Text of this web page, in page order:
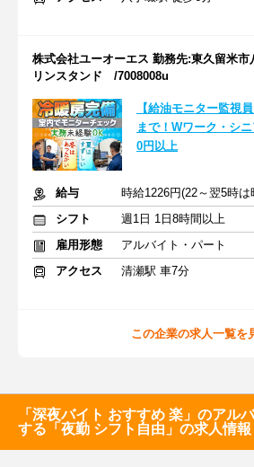
株式会社ユーオーエス 勤務先:東久留米市
リンスタンド /7008008u
【給油モニター監視
まで！Wワーク・シ
0円以上
給与
シフト
週1日 1日8時間以上
雇用形態
アルバイト・パート
アクセス
清瀬駅 車7分
この企業の求人一覧を
「深夜バイト おすすめ 楽」のアル
する「夜勤 シフト自由」の求人情報